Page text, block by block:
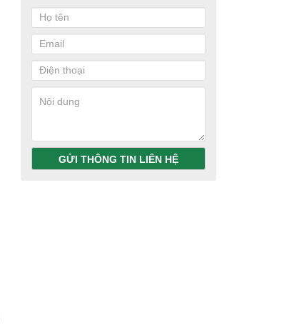
GỬI THÔNG TIN LIÊN HỆ